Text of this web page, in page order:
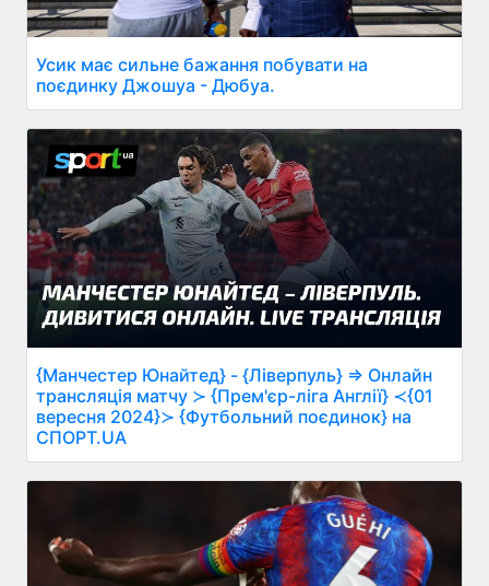
Усик має сильне бажання побувати на
поєдинку Джошуа - Дюбуа.
{Манчестер Юнайтед} - {Ліверпуль} ⇒ Онлайн
трансляція матчу ≻ {Прем'єр-ліга Англії} ≺{01
вересня 2024}≻ {Футбольний поєдинок} на
СПОРТ.UA